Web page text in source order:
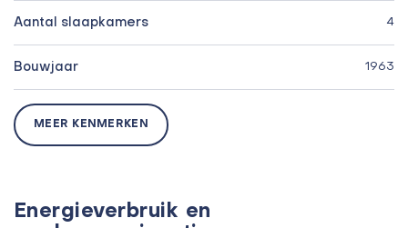
Aantal slaapkamers 4
Bouwjaar 1963
MEER KENMERKEN
Energieverbruik en